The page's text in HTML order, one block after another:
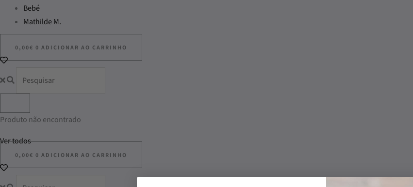
Bebé
Mathilde M.
0,00€ 0 ADICIONAR AO CARRINHO
Produto não encontrado
Ver todos
0,00€ 0 ADICIONAR AO CARRINHO